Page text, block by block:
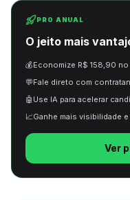
PRO ANUAL
O jeito mais
💰Economize R$ 158,90
💬Fale direto com
🤖 Use IA para acelerar
📈Ganhe mais visibilidade
Ver